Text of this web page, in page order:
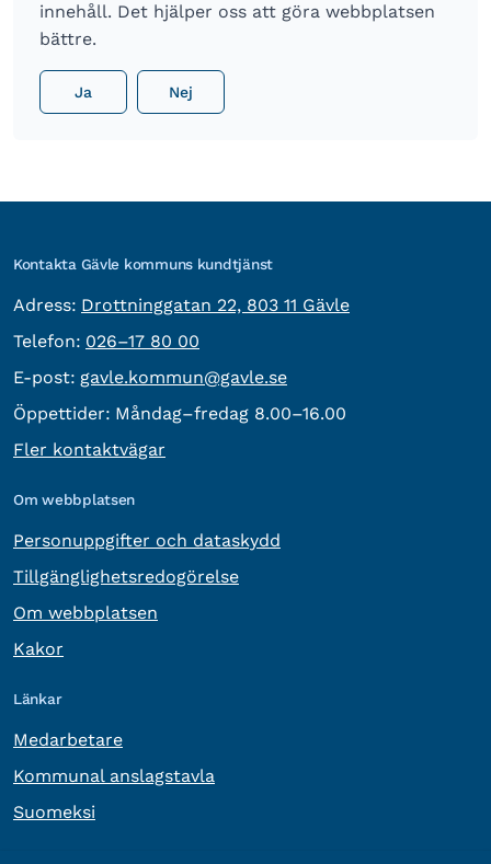
innehåll. Det hjälper oss att göra webbplatsen
bättre.
Ja Nej
Kontakta Gävle kommuns kundtjänst
Adress: besöksadress:
Drottninggatan 22, 803 11 Gävle
Telefon: Telefon:
026–17 80 00
E-post: E-post:
gavle.kommun@gavle.se
Öppettider: Måndag–fredag 8.00–16.00
Fler kontaktvägar
Om webbplatsen
Personuppgifter och dataskydd
Tillgänglighetsredogörelse
Om webbplatsen
Kakor
Länkar
Medarbetare
Kommunal anslagstavla
Suomeksi